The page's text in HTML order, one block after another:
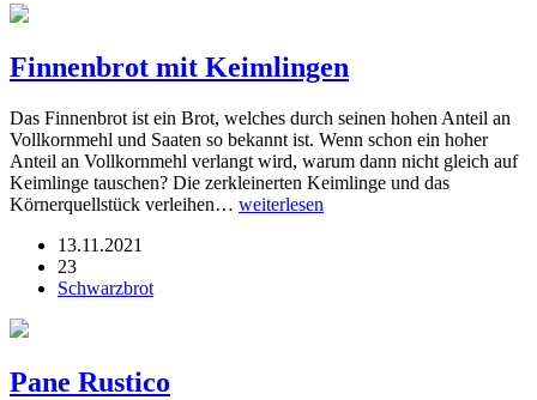
Finnenbrot mit Keimlingen
Das Finnenbrot ist ein Brot, welches durch seinen hohen Anteil an
Vollkornmehl und Saaten so bekannt ist. Wenn schon ein hoher
Anteil an Vollkornmehl verlangt wird, warum dann nicht gleich auf
Keimlinge tauschen? Die zerkleinerten Keimlinge und das
Körnerquellstück verleihen… weiterlesen
13.11.2021
23
Schwarzbrot
Pane Rustico